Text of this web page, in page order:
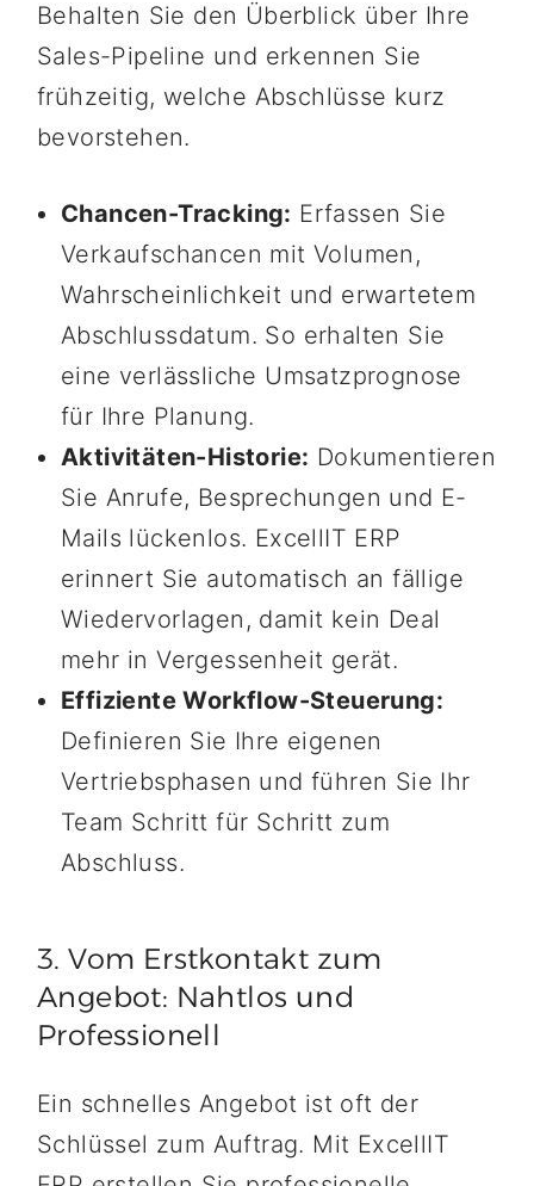
Behalten Sie den Überblick über Ihre
Sales-Pipeline und erkennen Sie
frühzeitig, welche Abschlüsse kurz
bevorstehen.
Chancen-Tracking: Erfassen Sie
Verkaufschancen mit Volumen,
Wahrscheinlichkeit und erwartetem
Abschlussdatum. So erhalten Sie
eine verlässliche Umsatzprognose
für Ihre Planung.
Aktivitäten-Historie: Dokumentieren
Sie Anrufe, Besprechungen und E-
Mails lückenlos. ExcellIT ERP
erinnert Sie automatisch an fällige
Wiedervorlagen, damit kein Deal
mehr in Vergessenheit gerät.
Effiziente Workflow-Steuerung:
Definieren Sie Ihre eigenen
Vertriebsphasen und führen Sie Ihr
Team Schritt für Schritt zum
Abschluss.
3. Vom Erstkontakt zum
Angebot: Nahtlos und
Professionell
Ein schnelles Angebot ist oft der
Schlüssel zum Auftrag. Mit ExcellIT